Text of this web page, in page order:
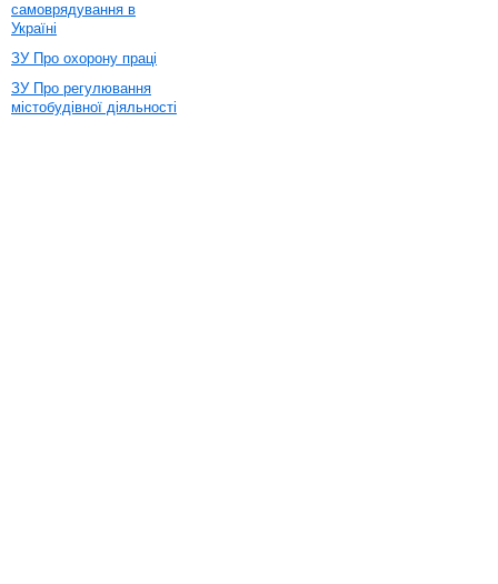
самоврядування в
Україні
ЗУ Про охорону праці
ЗУ Про регулювання
містобудівної діяльності